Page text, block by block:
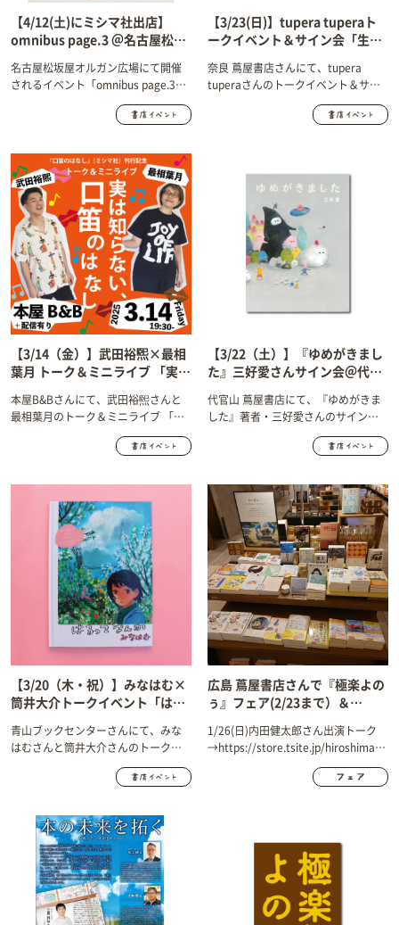
【4/12(土)にミシマ社出店】
omnibus page.3 ＠名古屋松坂
名古屋松坂屋オルガン広場にて開催
されるイベント「omnibus page.3」
に、4/12（土）ミシマ社も出店しま
【3/23(日)】tupera tuperaト
ークイベント＆サイン会「生活
が楽しまなくちゃ始まらないの
じゃ～～」＠奈良 蔦屋書店 開催
奈良 蔦屋書店さんにて、tupera
tuperaさんのトークイベント＆サイ
ン会「生活も仕事もアイデアまみ
れ！大人が楽しまなくちゃ始まらな
【3/14（金）】武田裕煕×最相
葉月 トーク＆ミニライブ 「実は
屋B&B 開催します！
本屋B&Bさんにて、武田裕煕さんと
最相葉月のトーク＆ミニライブ 「実
【3/22（土）】『ゆめがきまし
た』三好愛さんサイン会＠代官
代官山 蔦屋書店にて、『ゆめがきま
した』著者・三好愛さんのサイン会
【3/20（木・祝）】みなはむ×
筒井大介トークイベント「はる
クセンター 開催します！
青山ブックセンターさんにて、みな
はむさんと筒井大介さんのトークイ
広島 蔦屋書店さんで『極楽よの
ぅ』フェア(2/23まで）＆
のトークイベントを開催！
1/26(日)内田健太郎さん出演トーク
→https://store.tsite.jp/hiroshima/